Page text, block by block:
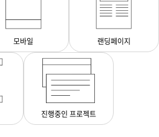
모바일 랜딩페이지
진행중인 프로젝트